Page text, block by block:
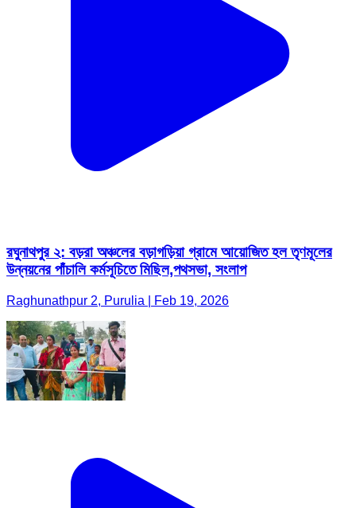
রঘুনাথপুর ২: বড়রা অঞ্চলের বড়াগড়িয়া গ্রামে আয়োজিত হল তৃণমূলের
উন্নয়নের পাঁচালি কর্মসূচিতে মিছিল,পথসভা, সংলাপ
Raghunathpur 2, Purulia | Feb 19, 2026